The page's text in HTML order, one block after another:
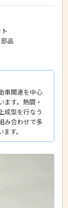
品
車関連を中心
ます。熱間・
成型を行なう
み合わせで多
す。